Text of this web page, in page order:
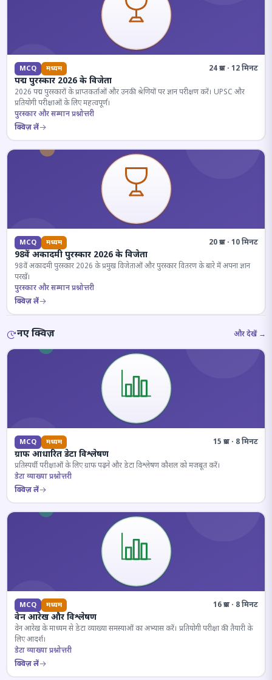
MCQ मध्यम 24 प्रश्न · 12 मिनट
पद्म पुरस्कार 2026 के विजेता
2026 पद्म पुरस्कारों के प्राप्तकर्ताओं और उनकी श्रेणियों पर ज्ञान परीक्षण करें। UPSC और
प्रतियोगी परीक्षाओं के लिए महत्वपूर्ण।
पुरस्कार और सम्मान प्रश्नोत्तरी
क्विज़ लें
MCQ मध्यम 20 प्रश्न · 10 मिनट
98वें अकादमी पुरस्कार 2026 के विजेता
98वें अकादमी पुरस्कार 2026 के प्रमुख विजेताओं और पुरस्कार वितरण के बारे में अपना ज्ञान
परखें।
पुरस्कार और सम्मान प्रश्नोत्तरी
क्विज़ लें
नए क्विज़ और देखें →
MCQ मध्यम 15 प्रश्न · 8 मिनट
ग्राफ आधारित डेटा विश्लेषण
प्रतिस्पर्धी परीक्षाओं के लिए ग्राफ पढ़ने और डेटा विश्लेषण कौशल को मजबूत करें।
डेटा व्याख्या प्रश्नोत्तरी
क्विज़ लें
MCQ मध्यम 16 प्रश्न · 8 मिनट
वेन आरेख और विश्लेषण
वेन आरेख के माध्यम से डेटा व्याख्या समस्याओं का अभ्यास करें। प्रतियोगी परीक्षा की तैयारी के
लिए आदर्श।
डेटा व्याख्या प्रश्नोत्तरी
क्विज़ लें